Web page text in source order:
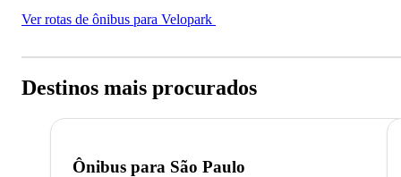
Ver rotas de ônibus para Velopark
Destinos mais procurados
Ônibus para São Paulo